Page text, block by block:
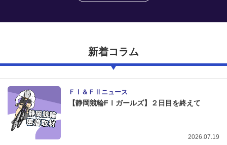
新着コラム
ＦⅠ＆ＦⅡニュース
【静岡競輪FⅠガールズ】２日目を終えて
2026.07.19